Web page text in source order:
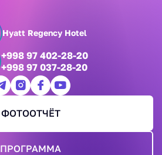
Hyatt Regency Hotel
+998 97 402-28-20
+998 97 037-28-20
ФОТООТЧЁТ
ПРОГРАММА